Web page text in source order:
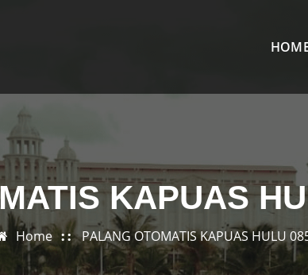
KAPUAS
Home PALANG OTOMATIS KAPUAS HULU